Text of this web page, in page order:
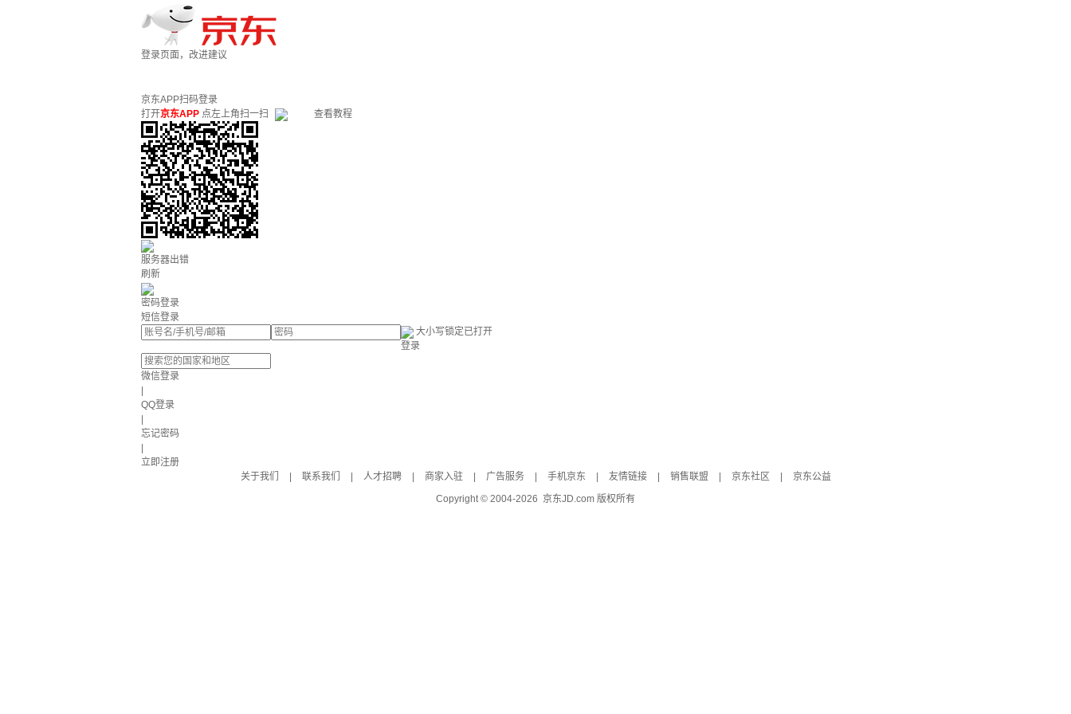
登录页面，改进建议
京东APP扫码登录
打开京东APP 点左上角扫一扫 查看教程
服务器出错
刷新
密码登录
短信登录
大小写锁定已打开
登录
微信登录
QQ登录
忘记密码
立即注册
关于我们
联系我们 人才招聘 商家入驻 广告服务 手机京东 友情链接 销售联盟 京东社区
京东公益
Copyright © 2004-2026 京东JD.com 版权所有